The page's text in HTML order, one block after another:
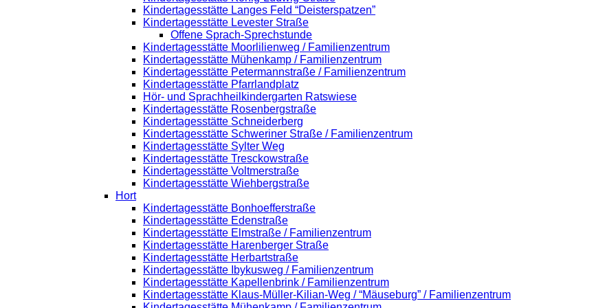
Kindertagesstätte Langes Feld “Deisterspatzen”
Kindertagesstätte Levester Straße
Offene Sprach-Sprechstunde
Kindertagesstätte Moorlilienweg / Familienzentrum
Kindertagesstätte Mühenkamp / Familienzentrum
Kindertagesstätte Petermannstraße / Familienzentrum
Kindertagesstätte Pfarrlandplatz
Hör- und Sprachheilkindergarten Ratswiese
Kindertagesstätte Rosenbergstraße
Kindertagesstätte Schneiderberg
Kindertagesstätte Schweriner Straße / Familienzentrum
Kindertagesstätte Sylter Weg
Kindertagesstätte Tresckowstraße
Kindertagesstätte Voltmerstraße
Kindertagesstätte Wiehbergstraße
Hort
Kindertagesstätte Bonhoefferstraße
Kindertagesstätte Edenstraße
Kindertagesstätte Elmstraße / Familienzentrum
Kindertagesstätte Harenberger Straße
Kindertagesstätte Herbartstraße
Kindertagesstätte Ibykusweg / Familienzentrum
Kindertagesstätte Kapellenbrink / Familienzentrum
Kindertagesstätte Klaus-Müller-Kilian-Weg / “Mäuseburg” / Familienzentrum